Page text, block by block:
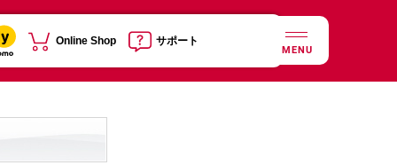
Online Shop サポート
MENU